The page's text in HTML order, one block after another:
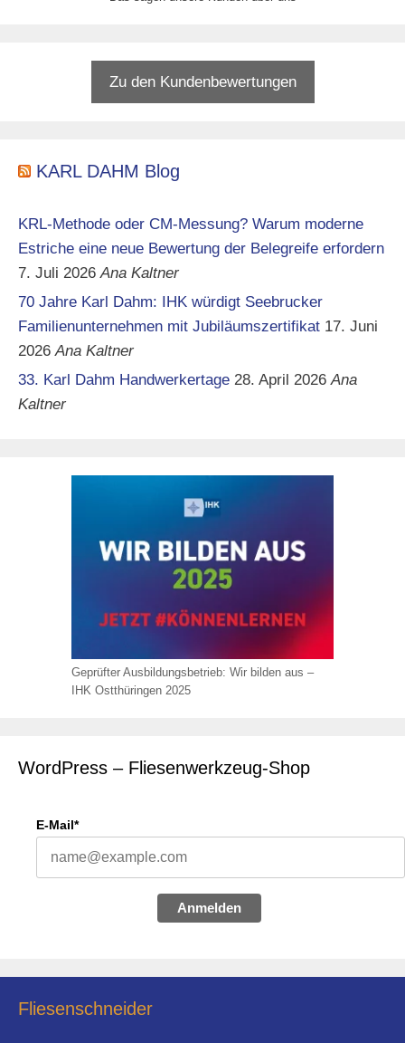
Zu den Kundenbewertungen
KARL DAHM Blog
KRL-Methode oder CM-Messung? Warum moderne
Estriche eine neue Bewertung der Belegreife erfordern
7. Juli 2026 Ana Kaltner
70 Jahre Karl Dahm: IHK würdigt Seebrucker
Familienunternehmen mit Jubiläumszertifikat 17. Juni
2026 Ana Kaltner
33. Karl Dahm Handwerkertage 28. April 2026 Ana
Kaltner
Geprüfter Ausbildungsbetrieb: Wir bilden aus –
IHK Ostthüringen 2025
WordPress – Fliesenwerkzeug-Shop
E-Mail*
Anmelden
Fliesenschneider